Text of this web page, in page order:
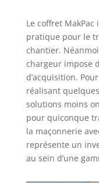
Le coffret
pratique pour le
chantier.
chargeur impose
d’acquisition.
réalisant
solutions moins
pour quiconque
la maçonnerie
représente un
au sein d’une